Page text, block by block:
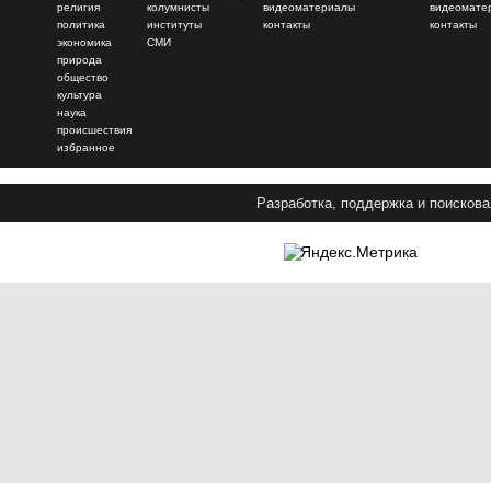
религия
политика
экономика
природа
общество
культура
наука
происшествия
избранное
колумнисты
институты
СМИ
видеоматериалы
контакты
контакты
Разработка, поддержка и